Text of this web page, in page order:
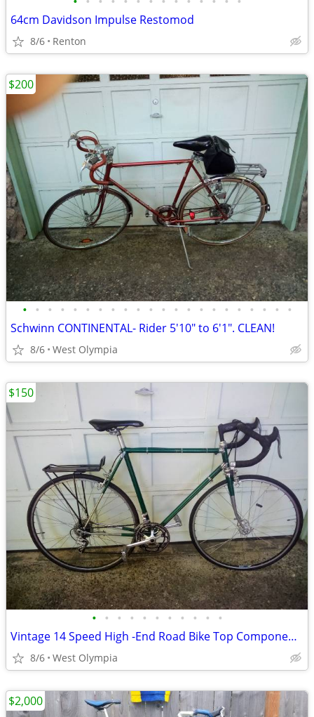
64cm Davidson Impulse Restomod
8/6 Renton
• • • • • • • • • • • • • • • • • • • • • •
Schwinn CONTINENTAL- Rider 5'10" to 6'1". CLEAN!
8/6 West Olympia
$200
• • • • • • • • • • •
Vintage 14 Speed High -End Road Bike Top Components
8/6 West Olympia
$150
$2,000